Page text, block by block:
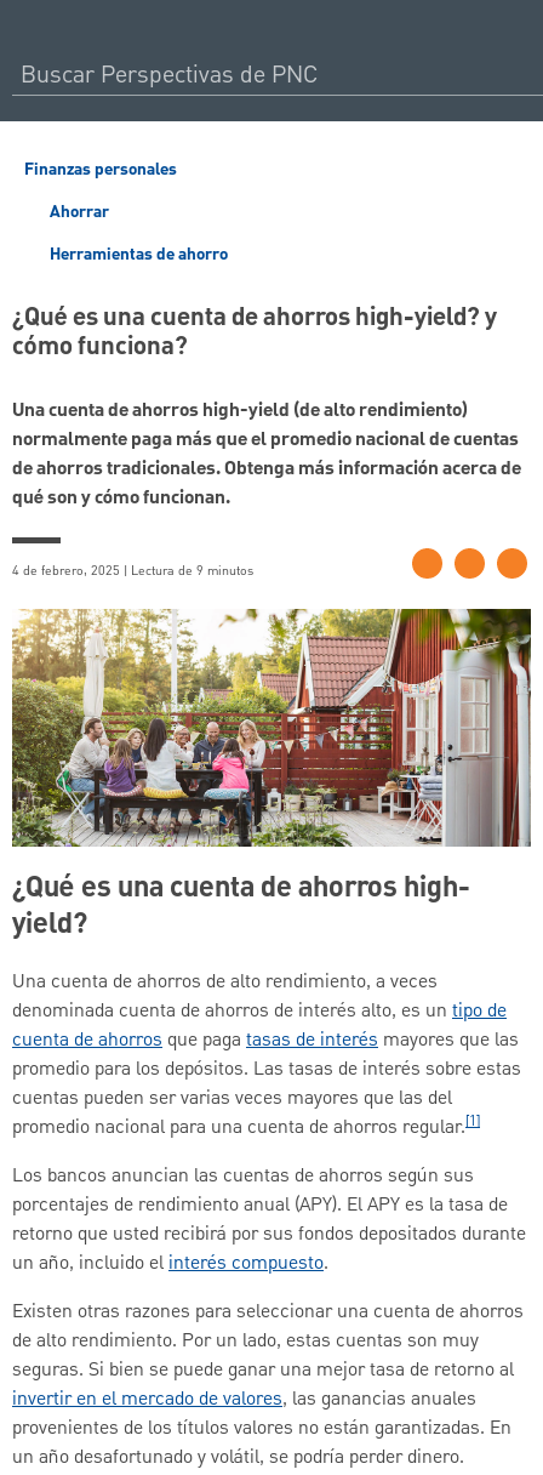
Finanzas personales
Ahorrar
Herramientas de ahorro
¿Qué es una cuenta de ahorros high-yield? y
cómo funciona?
Una cuenta de ahorros high-yield (de alto rendimiento)
normalmente paga más que el promedio nacional de cuentas
de ahorros tradicionales. Obtenga más información acerca de
qué son y cómo funcionan.
4 de febrero, 2025 | Lectura de 9 minutos
¿Qué es una cuenta de ahorros high-
yield?
Una cuenta de ahorros de alto rendimiento, a veces
denominada cuenta de ahorros de interés alto, es un tipo de
cuenta de ahorros que paga tasas de interés mayores que las
promedio para los depósitos. Las tasas de interés sobre estas
cuentas pueden ser varias veces mayores que las del
promedio nacional para una cuenta de ahorros regular.[1]
Los bancos anuncian las cuentas de ahorros según sus
porcentajes de rendimiento anual (APY). El APY es la tasa de
retorno que usted recibirá por sus fondos depositados durante
un año, incluido elinterés compuesto.
Existen otras razones para seleccionar una cuenta de ahorros
de alto rendimiento. Por un lado, estas cuentas son muy
seguras. Si bien se puede ganar una mejor tasa de retorno al
invertir en el mercado de valores, las ganancias anuales
provenientes de los títulos valores no están garantizadas. En
un año desafortunado y volátil, se podría perder dinero.